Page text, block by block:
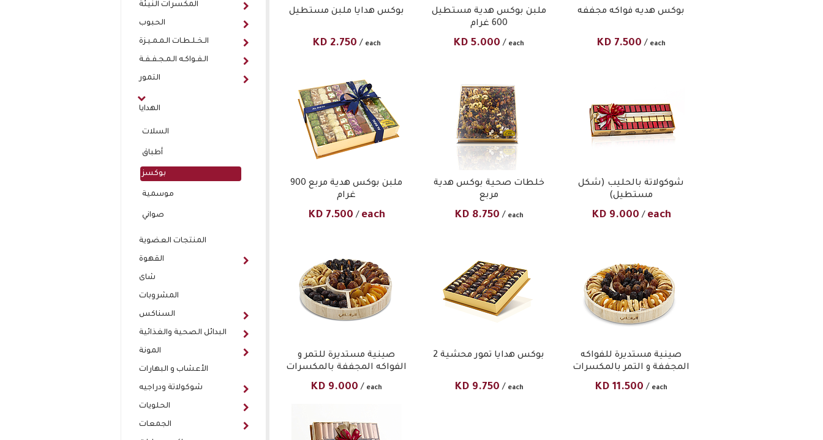
المكسرات النيئة
الحبوب
الـخـلـطـات الـمـمـيـزة
الـفـواكـه الـمـجـفـفـة
التمور
الهدايا
السلات
أطباق
بوكسز
موسمية
صواني
المنتجات العضوية
القهوة
شاى
المشروبات
السناكس
البدائل الصحية والغذائية
المونة
الأعشاب و البهارات
شوكولاتة ودراجيه
الحلويات
الجمعات
بوكس هدايا ملبن مستطيل
KD 2.750 / each
ملبن بوكس هدية مستطيل
600 غرام
KD5.000 / each
بوكس هديه فواكه مجففه
KD 7.500 / each
ملبن بوكس هدية مربع 900
غرام
KD 7.500 / each
خلطات صحية بوكس هدية
مربع
KD 8.750 / each
شوكولاتة بالحليب (شكل
مستطيل)
KD 9.000 / each
صينية مستديرة للتمر و
الفواكه المجففة بالمكسرات
KD 9.000 / each
بوكس هدايا تمور محشية 2
KD 9.750 / each
صينية مستديرة للفواكه
المجففة و التمر بالمكسرات
KD11.500 / each